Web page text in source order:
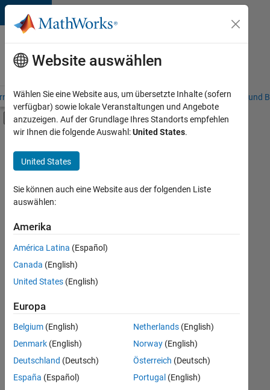
Weiter zum Inhalt
Karriere
bei
MathWorks
– Übersicht Stellensuche Niederlassungen Studierende und
Umschaltung für Off-Canvas-
Hauptinhalt
Information Technology
Commercial Sales
Education Sales
Marketing Services
Legal
+4
Derzeit
es
keine
offenen
Stellen,
Ihren
Suchkriterien
entsprechen.
können
die
Website auswählen
Wählen Sie eine Website aus, um übersetzte Inhalte (sofern
verfügbar) sowie lokale Veranstaltungen und Angebote
anzuzeigen. Auf der Grundlage Ihres Standorts empfehlen
wir Ihnen die folgende Auswahl:United States.
United States
Sie können auch eine Website aus der folgenden Liste
auswählen:
Amerika
América Latina (Español)
Canada (English)
United States (English)
Europa
Belgium (English)
Denmark (English)
Deutschland (Deutsch)
España (Español)
Netherlands(English)
Norway(English)
Österreich (Deutsch)
Portugal (English)